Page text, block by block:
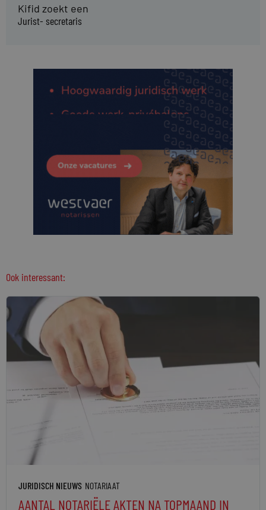
Kifid zoekt een
Jurist- secretaris
Ook interessant:
JURIDISCH NIEUWS NOTARIAAT
AANTAL NOTARIËLE AKTEN NA TOPMAAND IN